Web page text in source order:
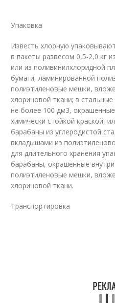
Упаковка
Известь хлорную
в пакеты развесом 0,5-2,0 кг
или из поливинилхлоридной
бумаги, ламинированной
полиэтиленовые мешки,
хлориновой ткани; в
не более 100 дм3,
химически стойкой краской,
барабаны из углеродистой
вкладышами из
для длительного хранения
барабаны, окрашенные
полиэтиленовые мешки,
хлориновой ткани.
Транспортировка